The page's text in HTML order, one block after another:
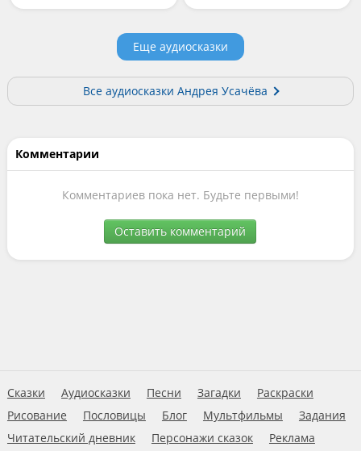
Еще аудиосказки
Все аудиосказки Андрея Усачёва
Комментарии
Комментариев пока нет. Будьте первыми!
Оставить комментарий
Сказки Аудиосказки Песни Загадки
Раскраски
Рисование
Пословицы Блог Мультфильмы
Задания
Читательский дневник
Персонажи сказок Реклама